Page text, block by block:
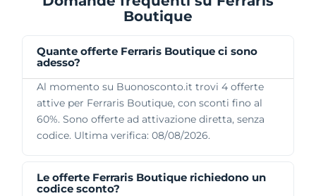
Boutique
Quante offerte Ferraris Boutique ci sono
adesso?
Al momento su Buonosconto.it trovi 4 offerte
attive per Ferraris Boutique, con sconti fino al
60%. Sono offerte ad attivazione diretta, senza
codice. Ultima verifica: 08/08/2026.
Le offerte Ferraris Boutique richiedono un
codice sconto?